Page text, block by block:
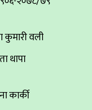
कुमारी वली
थापा
कार्की